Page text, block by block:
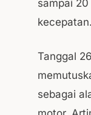
sampai
kecepatan.
Tanggal
sebagai